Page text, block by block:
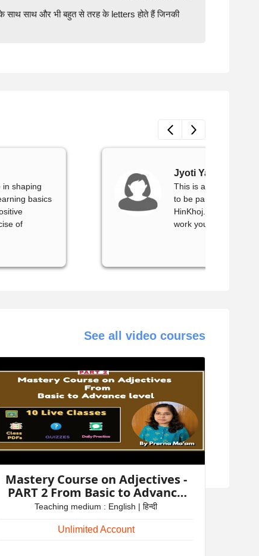
साथ और भी बहुत से तरह के letters होते हैं जिनकी
in shaping
basics
of
Jyoti Yadav
This is a good course
to be part of live
HinKhoj. Thank you
work you have put
See all video courses
Mastery Course on Adjectives -
PART 2 From Basic to Advance
level by Prerna Ma'am
Teaching medium : English | हिन्दी
Unlimited Account